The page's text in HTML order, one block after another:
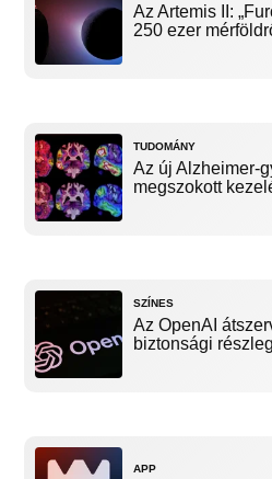
Az Artemis II:
250 ezer
TUDOMÁNY
Az új Alzheimer-
megszokott
SZÍNES
Az OpenAI
biztonsági
APP